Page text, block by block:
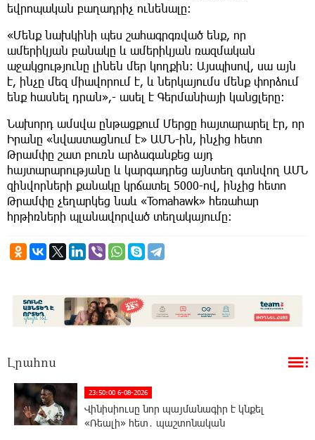
եվրոպական բաղադրիչ ունենալը։
«Մենք նախկինի պես շահագրգռված ենք, որ
ամերիկյան բանակը և ամերիկյան ռազմական
աջակցությունը լինեն մեր կողքին։ Այսպիսով, սա այն
է, ինչը մեզ միավորում է, և ներկայումս մենք փորձում
ենք հասնել դրան»,- ասել է Գերմանիայի կանցլերը։
Նախորդ ամսվա ընթացքում Մերցը հայտարարել էր, որ
Իրանը «նվաստացնում է» ԱՄՆ-ին, ինչից հետո
Թրամփը շատ բուռն արձագանքեց այդ
հայտարարությանը և կարգադրեց այնտեղ գտնվող ԱՄՆ
զինվորների քանակը կրճատել 5000-ով, ինչից հետո
Թրամփը չեղարկեց նաև «Tomahawk» հեռահար
հրթիռների պլանավորված տեղակայումը։
Լրահոս
23:50:00 6-08-2026
Վինիսիուսը նոր պայմանագիր է կնքել
«Ռեալի» հետ․ պաշտոնական